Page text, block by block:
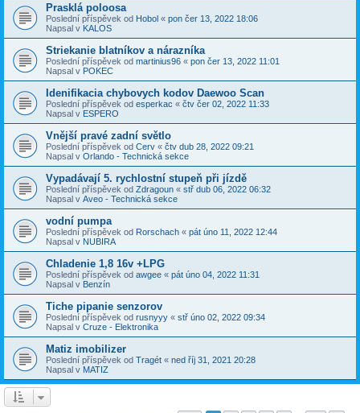
Prasklá poloosa
Poslední příspěvek od Hobol « pon čer 13, 2022 18:06
Napsal v KALOS
Striekanie blatníkov a nárazníka
Poslední příspěvek od martinius96 « pon čer 13, 2022 11:01
Napsal v POKEC
Idenifikacia chybovych kodov Daewoo Scan
Poslední příspěvek od esperkac « čtv čer 02, 2022 11:33
Napsal v ESPERO
Vnější pravé zadní světlo
Poslední příspěvek od Cerv « čtv dub 28, 2022 09:21
Napsal v Orlando - Technická sekce
Vypadávají 5. rychlostní stupeň při jízdě
Poslední příspěvek od Zdragoun « stř dub 06, 2022 06:32
Napsal v Aveo - Technická sekce
vodní pumpa
Poslední příspěvek od Rorschach « pát úno 11, 2022 12:44
Napsal v NUBIRA
Chladenie 1,8 16v +LPG
Poslední příspěvek od awgee « pát úno 04, 2022 11:31
Napsal v Benzín
Tiche pipanie senzorov
Poslední příspěvek od rusnyyy « stř úno 02, 2022 09:34
Napsal v Cruze - Elektronika
Matiz imobilizer
Poslední příspěvek od Tragét « ned říj 31, 2021 20:28
Napsal v MATIZ